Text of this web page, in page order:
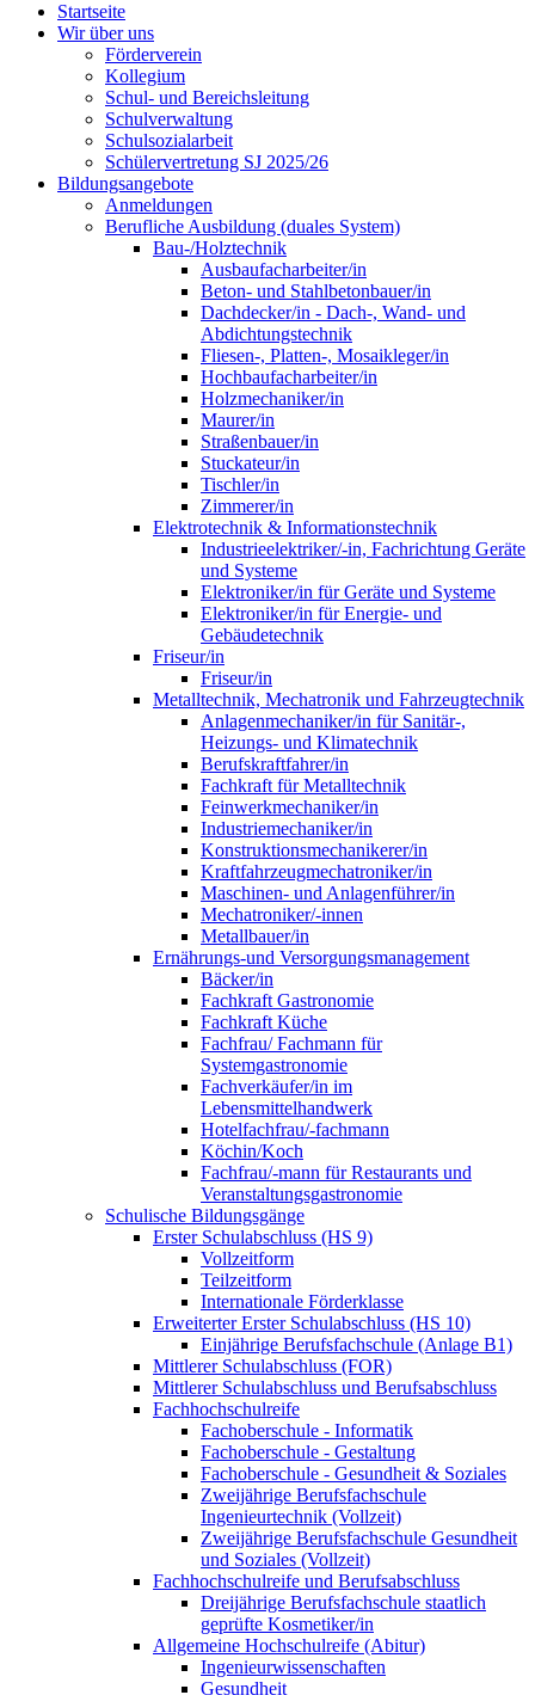
Startseite
Wir über uns
Förderverein
Kollegium
Schul- und Bereichsleitung
Schulverwaltung
Schulsozialarbeit
Schülervertretung SJ 2025/26
Bildungsangebote
Anmeldungen
Berufliche Ausbildung (duales System)
Bau-/Holztechnik
Ausbaufacharbeiter/in
Beton- und Stahlbetonbauer/in
Dachdecker/in - Dach-, Wand- und
Abdichtungstechnik
Fliesen-, Platten-, Mosaikleger/in
Hochbaufacharbeiter/in
Holzmechaniker/in
Maurer/in
Straßenbauer/in
Stuckateur/in
Tischler/in
Zimmerer/in
Elektrotechnik & Informationstechnik
Industrieelektriker/-in, Fachrichtung Geräte
und Systeme
Elektroniker/in für Geräte und Systeme
Elektroniker/in für Energie- und
Gebäudetechnik
Friseur/in
Friseur/in
Metalltechnik, Mechatronik und Fahrzeugtechnik
Anlagenmechaniker/in für Sanitär-,
Heizungs- und Klimatechnik
Berufskraftfahrer/in
Fachkraft für Metalltechnik
Feinwerkmechaniker/in
Industriemechaniker/in
Konstruktionsmechanikerer/in
Kraftfahrzeugmechatroniker/in
Maschinen- und Anlagenführer/in
Mechatroniker/-innen
Metallbauer/in
Ernährungs-und Versorgungsmanagement
Bäcker/in
Fachkraft Gastronomie
Fachkraft Küche
Fachfrau/ Fachmann für
Systemgastronomie
Fachverkäufer/in im
Lebensmittelhandwerk
Hotelfachfrau/-fachmann
Köchin/Koch
Fachfrau/-mann für Restaurants und
Veranstaltungsgastronomie
Schulische Bildungsgänge
Erster Schulabschluss (HS 9)
Vollzeitform
Teilzeitform
Internationale Förderklasse
Erweiterter Erster Schulabschluss (HS 10)
Einjährige Berufsfachschule (Anlage B1)
Mittlerer Schulabschluss (FOR)
Mittlerer Schulabschluss und Berufsabschluss
Fachhochschulreife
Fachoberschule - Informatik
Fachoberschule - Gestaltung
Fachoberschule - Gesundheit & Soziales
Zweijährige Berufsfachschule
Ingenieurtechnik (Vollzeit)
Zweijährige Berufsfachschule Gesundheit
und Soziales (Vollzeit)
Fachhochschulreife und Berufsabschluss
Dreijährige Berufsfachschule staatlich
geprüfte Kosmetiker/in
Allgemeine Hochschulreife (Abitur)
Ingenieurwissenschaften
Gesundheit